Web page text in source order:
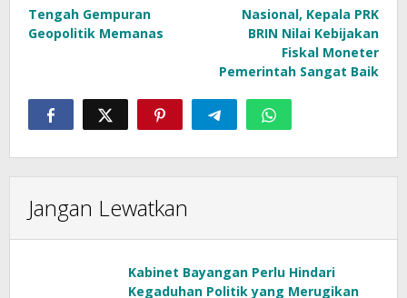
Tengah Gempuran
Geopolitik Memanas
Nasional, Kepala PRK
BRIN Nilai Kebijakan
Fiskal Moneter
Pemerintah Sangat Baik
Jangan Lewatkan
Kabinet Bayangan Perlu Hindari
Kegaduhan Politik yang Merugikan